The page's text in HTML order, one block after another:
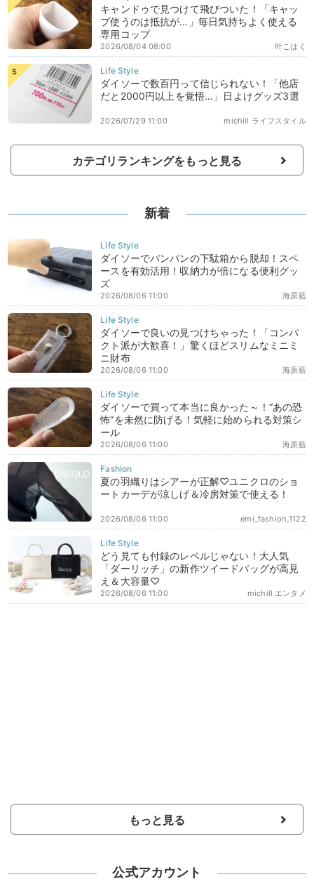
キャンドゥで見つけて飛びついた！「キャッ
プ使うのは抵抗が…」毎日気持ちよく使える
専用コップ
叶こはく
2026/08/04 08:00
ダイソーで数百円って信じられない！「他店
だと2000円以上を覚悟…」日よけグッズ3選
michill ライフスタイル
2026/07/29 11:00
カテゴリランキングをもっと見る
新着
ダイソーでパンパンの下駄箱から脱却！スペ
ースを有効活用！収納力が倍になる便利グッ
ズ
海原藍
2026/08/06 11:00
ダイソーで良いの見つけちゃった！「コンパ
クト派が大歓喜！」驚くほどスリムなミニミ
ニ財布
海原藍
2026/08/06 11:00
ダイソーで買って本当に良かった～！“あの恐
怖”を未然に防げる！気軽に始められる対策シ
ール
海原藍
2026/08/06 11:00
夏の羽織りはシアーが正解♡ユニクロのショ
ートカーデが涼しげ＆冷房対策で使える！
emi_fashion_1122
2026/08/06 11:00
どう見ても付録のレベルじゃない！大人気
「ダーリッチ」の新作ツイードバッグが高見
え＆大容量♡
michill エンタメ
2026/08/06 11:00
もっと見る
公式アカウント